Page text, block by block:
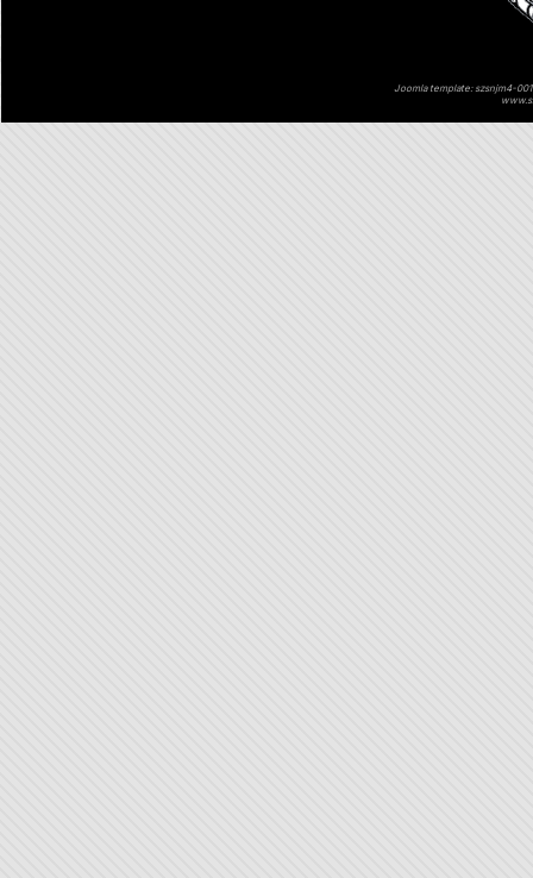
Joomla template: szsnjm4-